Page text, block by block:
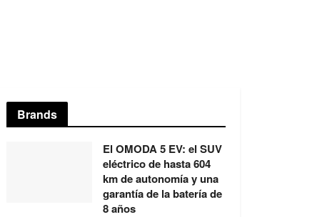
Brands
El OMODA 5 EV: el SUV
eléctrico de hasta 604
km de autonomía y una
garantía de la batería de
8 años